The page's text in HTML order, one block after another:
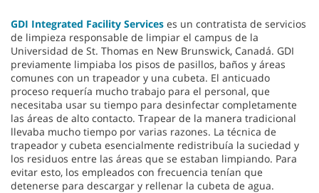
GDI Integrated Facility Services es un contratista de servicios
de limpieza responsable de limpiar el campus de la
Universidad de St. Thomas en New Brunswick, Canadá. GDI
previamente limpiaba los pisos de pasillos, baños y áreas
comunes con un trapeador y una cubeta. El anticuado
proceso requería mucho trabajo para el personal, que
necesitaba usar su tiempo para desinfectar completamente
las áreas de alto contacto. Trapear de la manera tradicional
llevaba mucho tiempo por varias razones. La técnica de
trapeador y cubeta esencialmente redistribuía la suciedad y
los residuos entre las áreas que se estaban limpiando. Para
evitar esto, los empleados con frecuencia tenían que
detenerse para descargar y rellenar la cubeta de agua.